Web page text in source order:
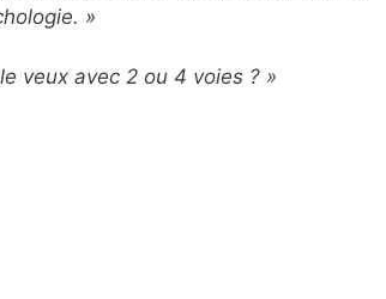
»
veux avec 2 ou 4 voies ? »